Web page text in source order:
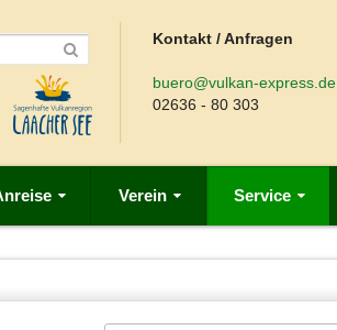
Kontakt / Anfragen
buero@vulkan-express.de
02636 - 80 303
Verein Service